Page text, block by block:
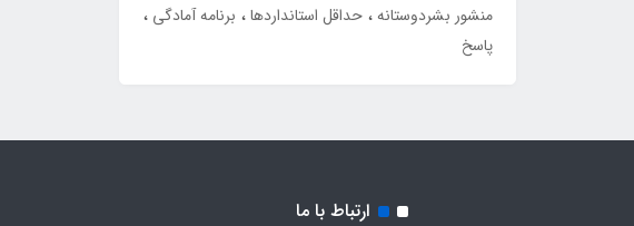
منشور بشردوستانه حداقل استانداردها برنامه آمادگی
پاسخ
ارتباط با ما